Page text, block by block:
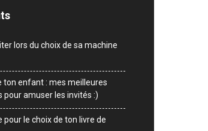
lors du choix de sa machine
ton enfant : mes meilleures
pour amuser les invités :)
le choix de ton livre de